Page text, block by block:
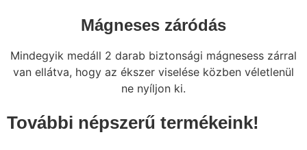
Mágneses záródás
Mindegyik medáll 2 darab biztonsági mágnesess zárral
van ellátva, hogy az ékszer viselése közben véletlenül
ne nyíljon ki.
További népszerű termékeink!